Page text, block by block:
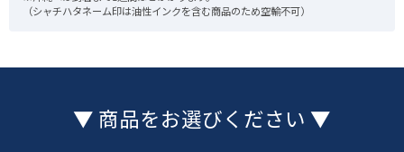
（シャチハタネーム印は油性インクを含む商品のため空輸不可）
▼ 商品をお選びください ▼